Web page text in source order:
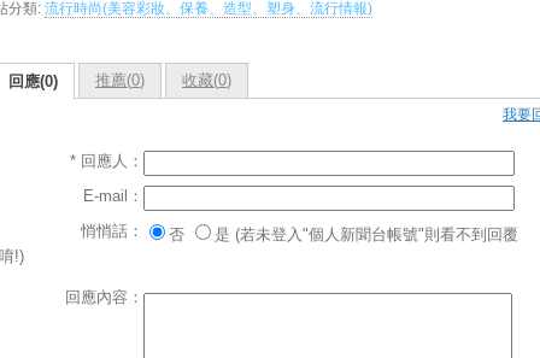
分類: 流行時尚(美容彩妝、保養、造型、塑身、流行情報)
回應(0) 推薦(0) 收藏(0)
我要
* 回應人：
E-mail：
悄悄話：
否
是 (若未登入"個人新聞台帳號"則看不到回覆
唷!)
回應內容：